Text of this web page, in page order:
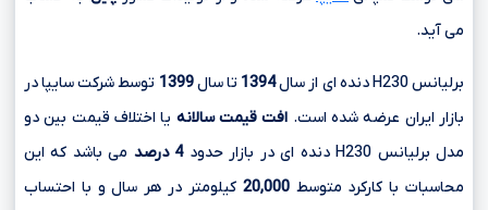
می آید.
برلیانس H230 دنده ای از سال 1394 تا سال1399 توسط شرکت سایپا در
بازار ایران عرضه شده است. افت قیمت سالانه یا اختلاف قیمت بین دو
مدل برلیانس H230 دنده ای در بازار حدود
4 درصد
می باشد که این
محاسبات با کارکرد متوسط20,000 کیلومتر در هر سال و با احتساب